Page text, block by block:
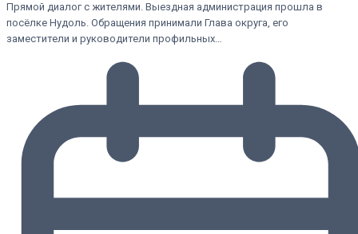
Прямой диалог с жителями. Выездная администрация прошла в
посёлке Нудоль. Обращения принимали Глава округа, его
заместители и руководители профильных…